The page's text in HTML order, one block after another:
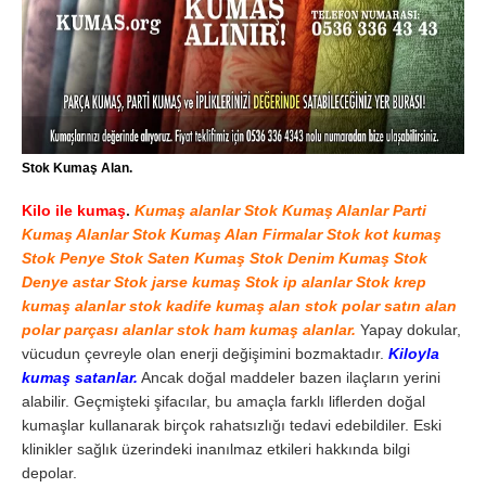
Stok Kumaş Alan.
Kilo ile kumaş. Kumaş alanlar Stok Kumaş Alanlar Parti
Kumaş Alanlar Stok Kumaş Alan Firmalar Stok kot kumaş
Stok Penye Stok Saten Kumaş Stok Denim Kumaş Stok
Denye astar Stok jarse kumaş Stok ip alanlar Stok krep
kumaş alanlar stok kadife kumaş alan stok polar satın alan
polar parçası alanlar stok ham kumaş alanlar. Yapay dokular,
vücudun çevreyle olan enerji değişimini bozmaktadır. Kiloyla
kumaş satanlar. Ancak doğal maddeler bazen ilaçların yerini
alabilir. Geçmişteki şifacılar, bu amaçla farklı liflerden doğal
kumaşlar kullanarak birçok rahatsızlığı tedavi edebildiler. Eski
klinikler sağlık üzerindeki inanılmaz etkileri hakkında bilgi
depolar.